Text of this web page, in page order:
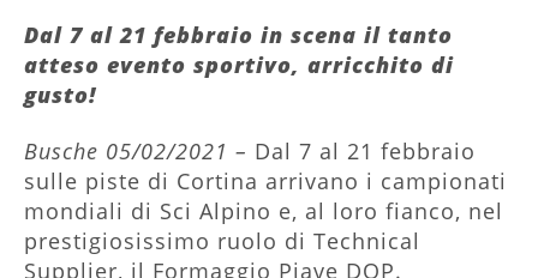
Dal 7 al 21 febbraio in scena il tanto
atteso evento sportivo, arricchito di
gusto!
Busche 05/02/2021 – Dal 7 al 21 febbraio
sulle piste di Cortina arrivano i campionati
mondiali di Sci Alpino e, al loro fianco, nel
prestigiosissimo ruolo di Technical
Supplier, il Formaggio Piave DOP.